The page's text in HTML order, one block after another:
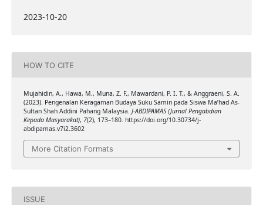
2023-10-20
HOW TO CITE
Mujahidin, A., Hawa, M., Muna, Z. F., Mawardani, P. I. T., & Anggraeni, S. A.
(2023). Pengenalan Keragaman Budaya Suku Samin pada Siswa Ma’had As-
Sultan Shah Addini Pahang Malaysia. J-ABDIPAMAS (Jurnal Pengabdian
Kepada Masyarakat), 7(2), 173–180. https://doi.org/10.30734/j-
abdipamas.v7i2.3602
More Citation Formats
ISSUE